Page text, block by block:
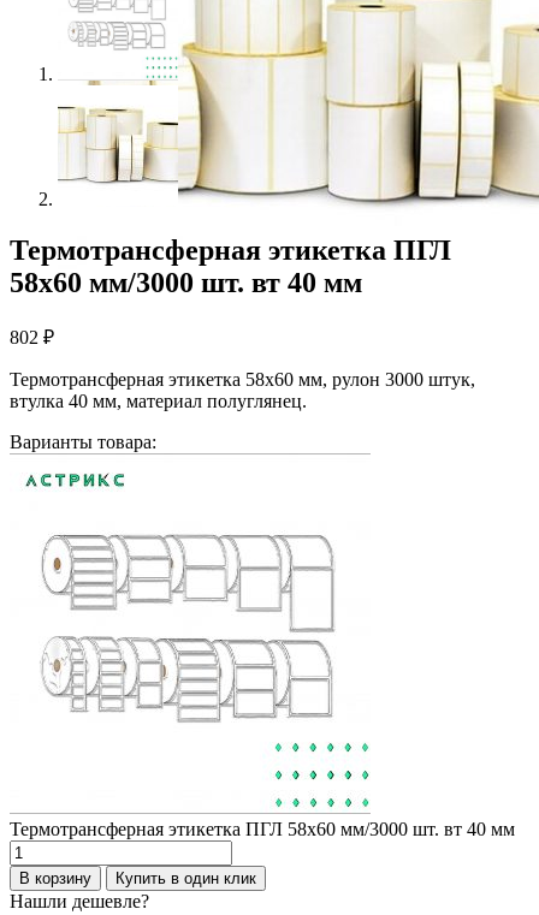
Термотрансферная этикетка ПГЛ
58х60 мм/3000 шт. вт 40 мм
802 ₽
Термотрансферная этикетка 58х60 мм, рулон 3000 штук,
втулка 40 мм, материал полуглянец.
Варианты товара:
Термотрансферная этикетка ПГЛ 58х60 мм/3000 шт. вт 40 мм
Количество
товара
Термотрансферная
В корзину Купить в один клик
Нашли дешевле?